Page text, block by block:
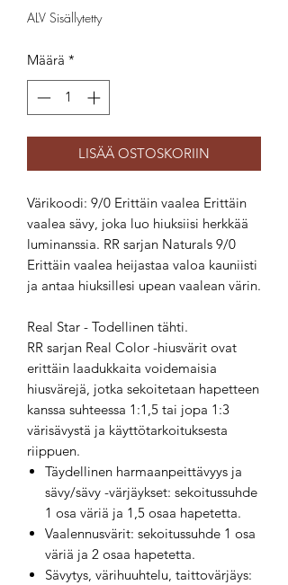
ALV Sisällytetty
Määrä *
LISÄÄ OSTOSKORIIN
Värikoodi: 9/0 Erittäin vaalea Erittäin
vaalea sävy, joka luo hiuksiisi herkkää
luminanssia. RR sarjan Naturals 9/0
Erittäin vaalea heijastaa valoa kauniisti
ja antaa hiuksillesi upean vaalean värin.
Real Star - Todellinen tähti.
RR sarjan Real Color -hiusvärit ovat
erittäin laadukkaita voidemaisia
hiusvärejä, jotka sekoitetaan hapetteen
kanssa suhteessa 1:1,5 tai jopa 1:3
värisävystä ja käyttötarkoituksesta
riippuen.
Täydellinen harmaanpeittävyys ja
sävy/sävy -värjäykset: sekoitussuhde
1 osa väriä ja 1,5 osaa hapetetta.
Vaalennusvärit: sekoitussuhde 1 osa
väriä ja 2 osaa hapetetta.
Sävytys, värihuuhtelu, taittovärjäys: